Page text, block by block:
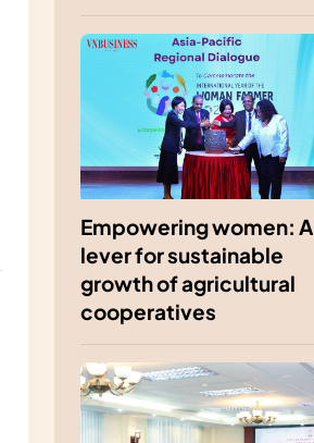
Empowering women: A
lever for sustainable
growth of agricultural
cooperatives